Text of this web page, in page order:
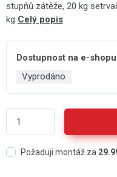
stupňů zátěže, 20 kg
kg Celý popis
Dostupnost na e-shopu
Vyprodáno
Požaduji montáž za